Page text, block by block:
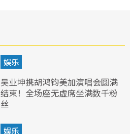
娱乐
吴业坤携胡鸿钧美加演唱会圆满
结束！全场座无虚席坐满数千粉
丝
娱乐